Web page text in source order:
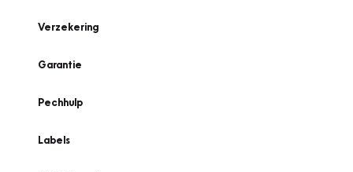
Verzekering
Garantie
Pechhulp
Labels